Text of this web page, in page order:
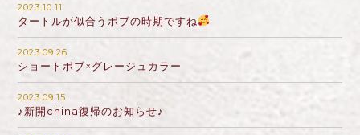
2023.10.11
タートルが似合うボブの時期ですね
2023.09.26
ショートボブ×グレージュカラー
2023.09.15
♪新開china復帰のお知らせ♪